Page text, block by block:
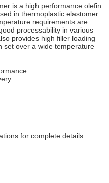
is a high performance olefin
in thermoplastic elastomer
requirements are
processability in various
provides high filler loading
set over a wide temperature
for complete details.